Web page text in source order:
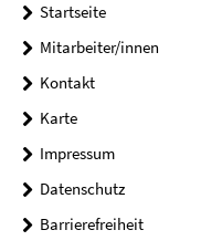
Startseite
Mitarbeiter/innen
Kontakt
Karte
Impressum
Datenschutz
Barrierefreiheit